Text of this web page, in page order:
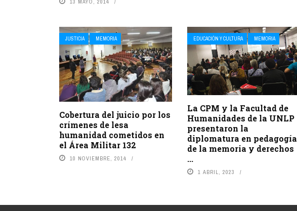
JUSTICIA MEMORIA
Cobertura del juicio por los
crímenes de lesa
humanidad cometidos en
el Área Militar 132
10 NOVIEMBRE, 2014
EDUCACIÓN Y CULTURA MEMORIA
La CPM y la Facultad de
Humanidades de la UNLP
presentaron la
diplomatura en pedagogía
de la memoria y derechos
...
1 ABRIL, 2023